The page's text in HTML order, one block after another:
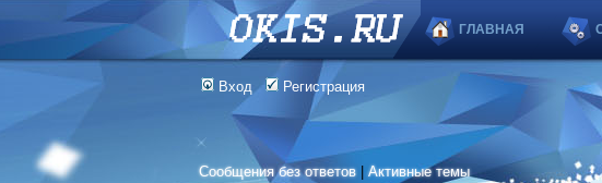
ГЛАВНАЯ
Вход Регистрация
Сообщения без ответов |Активные темы